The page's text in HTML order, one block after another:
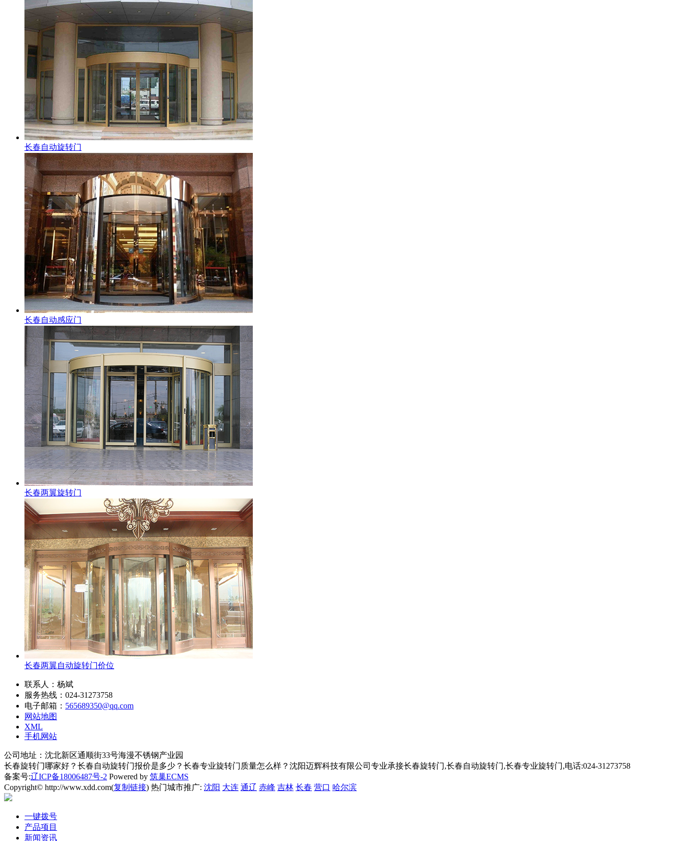
长春自动旋转门
长春自动感应门
长春两翼旋转门
长春两翼自动旋转门价位
联系人：杨斌
服务热线：024-31273758
电子邮箱： 565689350@qq.com
网站地图
XML
手机网站
公司地址：沈北新区通顺街33号海漫不锈钢产业园
长春旋转门哪家好？长春自动旋转门报价是多少？长春专业旋转门质量怎么样？沈阳迈辉科技有限公司专业承接长春旋转门,长春自动旋转门,长春专业旋转门,电话:024-31273758
备案号:辽ICP备18006487号-2 Powered by 筑巢ECMS
Copyright© http://www.xdd.com(复制链接) 热门城市推广: 沈阳 大连 通辽 赤峰 吉林 长春 营口 哈尔滨
一键拨号
产品项目
新闻资讯